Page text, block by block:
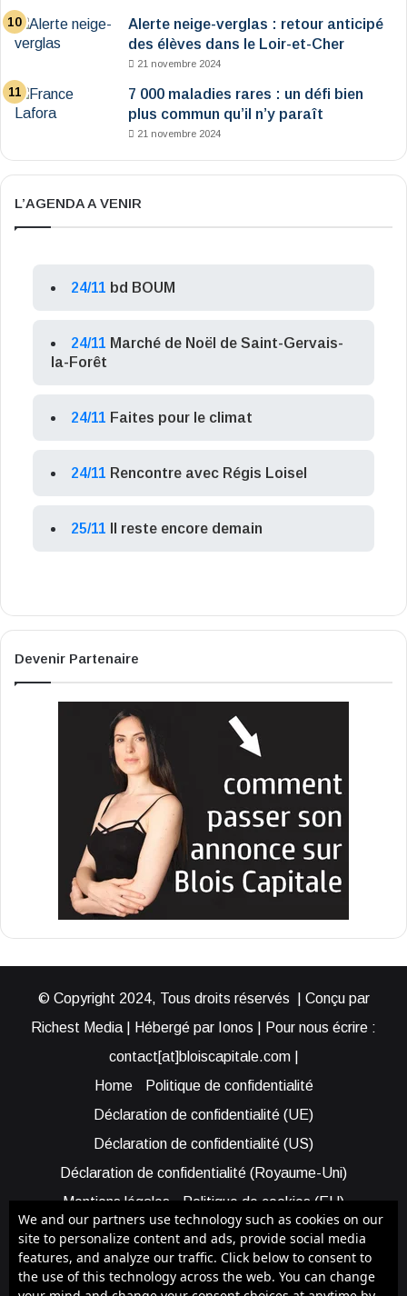
Alerte neige-verglas : retour anticipé
des élèves dans le Loir-et-Cher
21 novembre 2024
7 000 maladies rares : un défi bien
plus commun qu’il n’y paraît
21 novembre 2024
L’AGENDA A VENIR
24/11 bd BOUM
24/11 Marché de Noël de Saint-Gervais-
la-Forêt
24/11 Faites pour le climat
24/11 Rencontre avec Régis Loisel
25/11 Il reste encore demain
Devenir Partenaire
© Copyright 2024, Tous droits réservés | Conçu par
Richest Media | Hébergé par Ionos | Pour nous écrire :
contact[at]bloiscapitale.com |
Home
Politique de confidentialité
Déclaration de confidentialité (UE)
Déclaration de confidentialité (US)
Déclaration de confidentialité (Royaume-Uni)
Mentions légales
Politique de cookies (EU)
Cookie Policy (AUS)
Cookie Policy (US)
Qui sommes-nous ?
Participer à Blois Capitale
Bénéficier d’une assistance
We and our partners use technology such as cookies on our
site to personalize content and ads, provide social media
features, and analyze our traffic. Click below to consent to
the use of this technology across the web. You can change